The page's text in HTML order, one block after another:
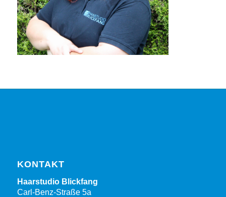
KONTAKT
Haarstudio Blickfang
Carl-Benz-Straße 5a